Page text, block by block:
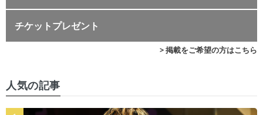
チケットプレゼント
> 掲載をご希望の方はこちら
人気の記事